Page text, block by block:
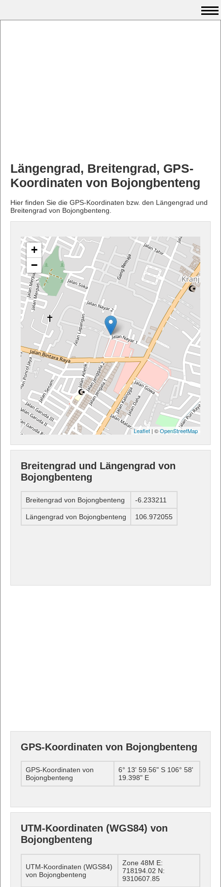
Längengrad, Breitengrad, GPS-
Koordinaten von Bojongbenteng
Hier finden Sie die GPS-Koordinaten bzw. den Längengrad und
Breitengrad von Bojongbenteng.
+
−
Leaflet | ©OpenStreetMap
Breitengrad und Längengrad von
Bojongbenteng
Breitengrad von Bojongbenteng -6.233211
Längengrad von Bojongbenteng 106.972055
GPS-Koordinaten von Bojongbenteng
GPS-Koordinaten von
Bojongbenteng
6° 13' 59.56" S 106° 58'
19.398" E
UTM-Koordinaten (WGS84) von
Bojongbenteng
UTM-Koordinaten (WGS84)
von Bojongbenteng
Zone 48M E:
718194.02 N:
9310607.85